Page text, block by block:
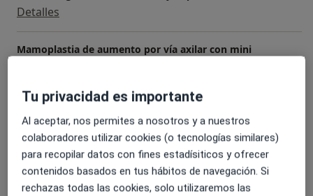
Detalles
Mamoplastia de aumento por vía axilar con mini
Rinoplastia estética
Detalles
Rinoplastia correctora o funcional
Detalles
Tu privacidad es importante
Al aceptar, nos permites a nosotros y a nuestros
colaboradores utilizar cookies (o tecnologías similares)
para recopilar datos con fines estadísiticos y ofrecer
contenidos basados en tus hábitos de navegación. Si
rechazas todas las cookies, solo utilizaremos las